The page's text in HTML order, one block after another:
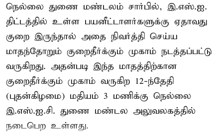
நெல்லை துணை மண்டலம் சார்பில், இ.எஸ்.ஐ.
திட்டத்தில் உள்ள பயனீட்டாளர்களுக்கு ஏதாவது
குறை இருந்தால் அதை நிவர்த்தி செய்ய
மாதந்தோறும் குறைதீர்க்கும் முகாம் நடத்தப்பட்டு
வருகிறது. அதன்படி இந்த மாதத்திற்கான
குறைதீர்க்கும் முகாம் வருகிற 12-ந்தேதி
(புதன்கிழமை) மதியம் 3 மணிக்கு நெல்லை
இ.எஸ்.ஐ.சி. துணை மண்டல அலுவலகத்தில்
நடைபெற உள்ளது.